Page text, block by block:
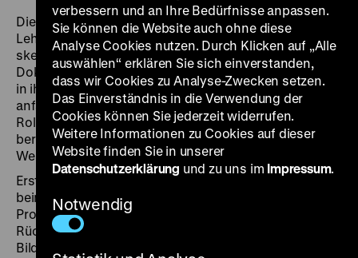
Die junge, idealistische Rita arbeitet vor ihrem
Lehrerstudium in einem Waggonwerk, während ihr
skeptisch-intellektueller Freund Manfred an seiner
Doktorarbeit als Chemiker sitzt. Rita wächst allmählich
in ihr Arbeitskollektiv hinein und findet nach
anfänglichen Schwierigkeiten am Lehrerinstitut ihre
Rolle in der Gesellschaft. Manfred ist nach mehreren
beruflichen Rückschlägen so verbittert, dass er in den
Westen geht.
Erstmals verband ein DEFA-Film die Schwierigkeiten
beim Aufbau der neuen Gesellschaft mit der
Problematik der deutschen Teilung. Die anspruchsvolle
Rückblendenstruktur und die ambitionierte
Bildgestaltung in Totalvision brachten der Verfilmung
verbessern und an Ihre Bedürfnisse anpassen.
Sie können die Website auch ohne diese
Analyse Cookies nutzen. Durch Klicken auf „Alle
auswählen“ erklären Sie sich einverstanden,
dass wir Cookies zu Analyse-Zwecken setzen.
Das Einverständnis in die Verwendung der
Cookies können Sie jederzeit widerrufen.
Weitere Informationen zu Cookies auf dieser
Website finden Sie in unserer
Datenschutzerklärung und zu uns im Impressum.
Notwendig